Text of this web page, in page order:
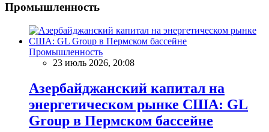
Промышленность
Промышленность
23 июль 2026, 20:08
Азербайджанский капитал на
энергетическом рынке США: GL
Group в Пермском бассейне